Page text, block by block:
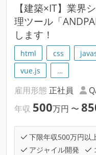
【建築×IT】業界
理ツール「
します！
html css
vue.js
…
雇用形態 正社員
年収 500万円 〜
下限年収500万円以
アジャイル開発